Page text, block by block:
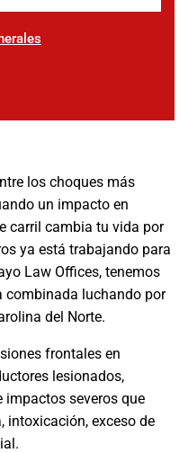
los choques más
un impacto en
carril cambia tu vida por
ya está trabajando para
Law Offices, tenemos
combinada luchando por
del Norte.
frontales en
lesionados,
impactos severos que
intoxicación, exceso de